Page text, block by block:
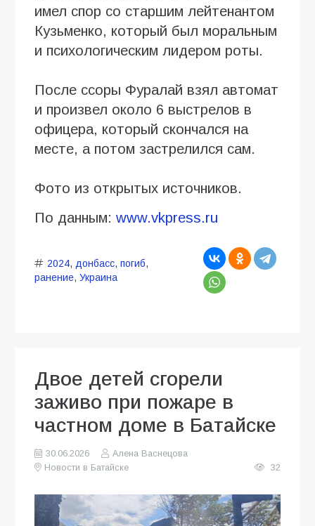
имел спор со старшим лейтенантом
Кузьменко, который был моральным
и психологическим лидером роты.
После ссоры Фуралай взял автомат
и произвел около 6 выстрелов в
офицера, который скончался на
месте, а потом застрелился сам.
Фото из открытых источников.
По данным: www.vkpress.ru
2024, донбасс, погиб,
ранение, Украина
Двое детей сгорели
заживо при пожаре в
частном доме в Батайске
30.06.2026
Алена Васнецова
Новости в Батайске
32